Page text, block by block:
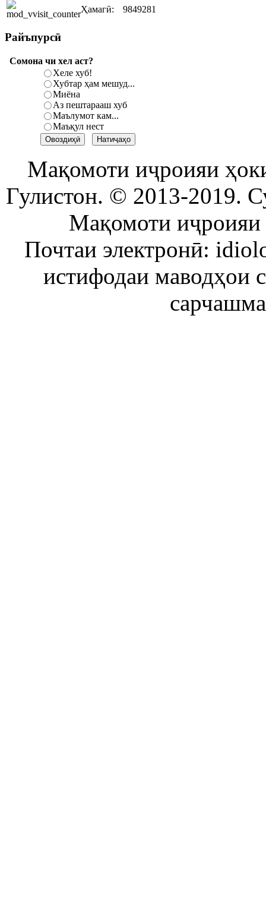
Ҳамагӣ: 9849281
Райъпурсӣ
Сомона чи хел аст?
Хеле хуб!
Хубтар ҳам мешуд...
Миёна
Аз пештарааш хуб
Маълумот кам...
Маъқул нест
Мақомоти иҷроияи
Гулистон. © 2013-2019.
Мақомоти иҷроияи
Почтаи электронӣ:
истифодаи маводҳои